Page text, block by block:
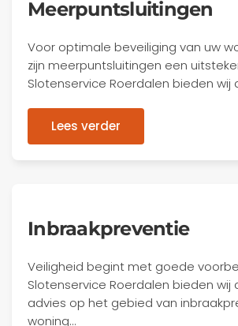
Meerpuntsluitingen
Voor optimale beveiliging van uw
zijn meerpuntsluitingen een
Slotenservice Roerdalen bieden wij
Lees verder
Inbraakpreventie
Veiligheid begint met goede
Slotenservice Roerdalen bieden wij
advies op het gebied van
woning…